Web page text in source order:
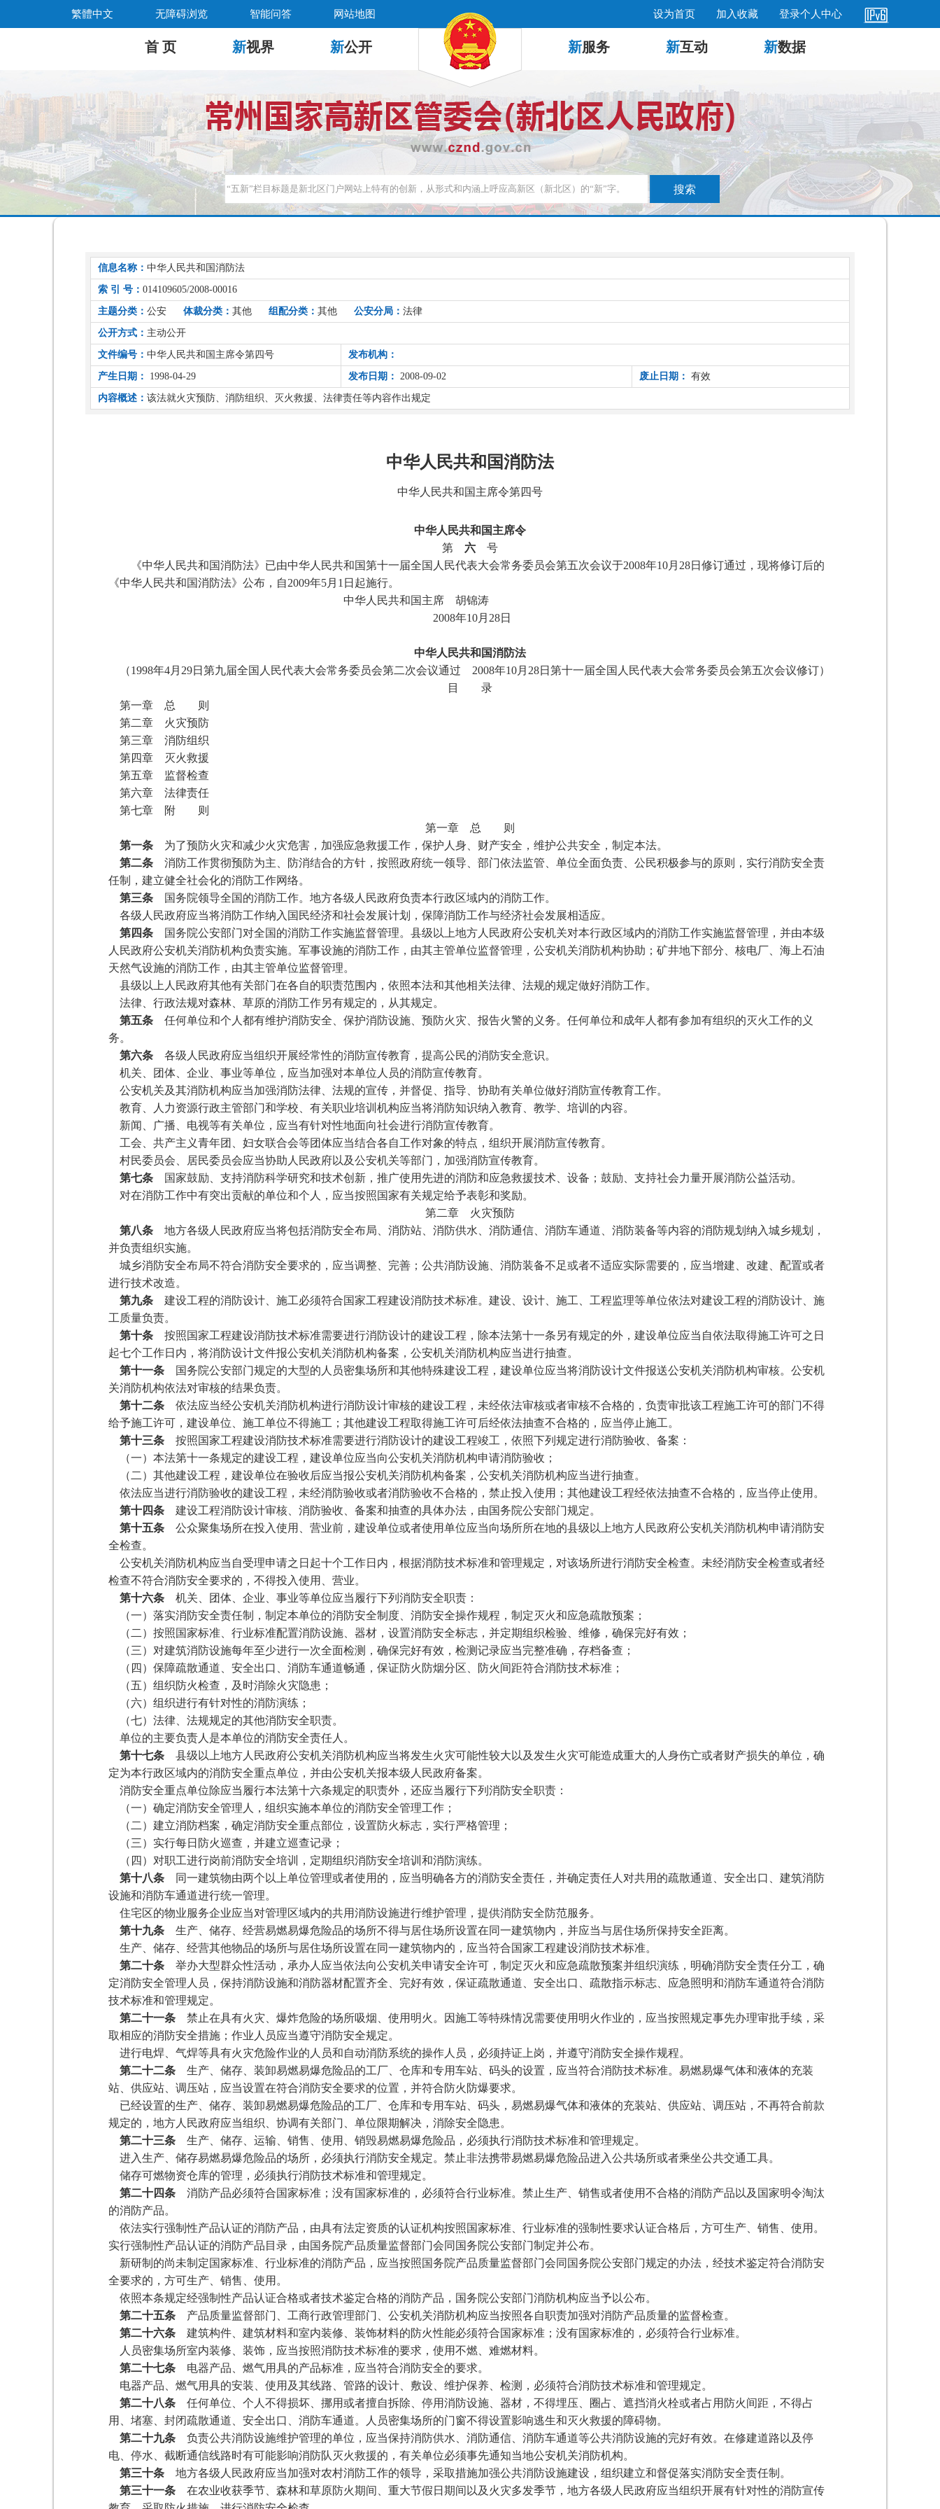
繁體中文 无障碍浏览 智能问答 网站地图 设为首页 加入收藏 登录个人中心
首 页 新视界 新公开 新服务 新互动 新数据
信息名称： 中华人民共和国消防法
索 引 号： 014109605/2008-00016
主题分类： 公安 体裁分类： 其他 组配分类： 其他 公安分局： 法律
公开方式： 主动公开
文件编号： 中华人民共和国主席令第四号 发布机构：
产生日期： 1998-04-29 发布日期： 2008-09-02 废止日期： 有效
内容概述： 该法就火灾预防、消防组织、灭火救援、法律责任等内容作出规定
中华人民共和国消防法
中华人民共和国主席令第四号
中华人民共和国主席令
第 六 号
《中华人民共和国消防法》已由中华人民共和国第十一届全国人民代表大会常务委员会第五次会议于2008年10月28日修订通过，现将修订后的
《中华人民共和国消防法》公布，自2009年5月1日起施行。
中华人民共和国主席 胡锦涛
2008年10月28日
中华人民共和国消防法
（1998年4月29日第九届全国人民代表大会常务委员会第二次会议通过 2008年10月28日第十一届全国人民代表大会常务委员会第五次会议修订）
目 录
第一章 总 则
第二章 火灾预防
第三章 消防组织
第四章 灭火救援
第五章 监督检查
第六章 法律责任
第七章 附 则
第一章 总 则
第一条 为了预防火灾和减少火灾危害，加强应急救援工作，保护人身、财产安全，维护公共安全，制定本法。
第二条 消防工作贯彻预防为主、防消结合的方针，按照政府统一领导、部门依法监管、单位全面负责、公民积极参与的原则，实行消防安全责
任制，建立健全社会化的消防工作网络。
第三条 国务院领导全国的消防工作。地方各级人民政府负责本行政区域内的消防工作。
各级人民政府应当将消防工作纳入国民经济和社会发展计划，保障消防工作与经济社会发展相适应。
第四条 国务院公安部门对全国的消防工作实施监督管理。县级以上地方人民政府公安机关对本行政区域内的消防工作实施监督管理，并由本级
人民政府公安机关消防机构负责实施。军事设施的消防工作，由其主管单位监督管理，公安机关消防机构协助；矿井地下部分、核电厂、海上石油
天然气设施的消防工作，由其主管单位监督管理。
县级以上人民政府其他有关部门在各自的职责范围内，依照本法和其他相关法律、法规的规定做好消防工作。
法律、行政法规对森林、草原的消防工作另有规定的，从其规定。
第五条 任何单位和个人都有维护消防安全、保护消防设施、预防火灾、报告火警的义务。任何单位和成年人都有参加有组织的灭火工作的义
务。
第六条 各级人民政府应当组织开展经常性的消防宣传教育，提高公民的消防安全意识。
机关、团体、企业、事业等单位，应当加强对本单位人员的消防宣传教育。
公安机关及其消防机构应当加强消防法律、法规的宣传，并督促、指导、协助有关单位做好消防宣传教育工作。
教育、人力资源行政主管部门和学校、有关职业培训机构应当将消防知识纳入教育、教学、培训的内容。
新闻、广播、电视等有关单位，应当有针对性地面向社会进行消防宣传教育。
工会、共产主义青年团、妇女联合会等团体应当结合各自工作对象的特点，组织开展消防宣传教育。
村民委员会、居民委员会应当协助人民政府以及公安机关等部门，加强消防宣传教育。
第七条 国家鼓励、支持消防科学研究和技术创新，推广使用先进的消防和应急救援技术、设备；鼓励、支持社会力量开展消防公益活动。
对在消防工作中有突出贡献的单位和个人，应当按照国家有关规定给予表彰和奖励。
第二章 火灾预防
第八条 地方各级人民政府应当将包括消防安全布局、消防站、消防供水、消防通信、消防车通道、消防装备等内容的消防规划纳入城乡规划，
并负责组织实施。
城乡消防安全布局不符合消防安全要求的，应当调整、完善；公共消防设施、消防装备不足或者不适应实际需要的，应当增建、改建、配置或者
进行技术改造。
第九条 建设工程的消防设计、施工必须符合国家工程建设消防技术标准。建设、设计、施工、工程监理等单位依法对建设工程的消防设计、施
工质量负责。
第十条 按照国家工程建设消防技术标准需要进行消防设计的建设工程，除本法第十一条另有规定的外，建设单位应当自依法取得施工许可之日
起七个工作日内，将消防设计文件报公安机关消防机构备案，公安机关消防机构应当进行抽查。
第十一条 国务院公安部门规定的大型的人员密集场所和其他特殊建设工程，建设单位应当将消防设计文件报送公安机关消防机构审核。公安机
关消防机构依法对审核的结果负责。
第十二条 依法应当经公安机关消防机构进行消防设计审核的建设工程，未经依法审核或者审核不合格的，负责审批该工程施工许可的部门不得
给予施工许可，建设单位、施工单位不得施工；其他建设工程取得施工许可后经依法抽查不合格的，应当停止施工。
第十三条 按照国家工程建设消防技术标准需要进行消防设计的建设工程竣工，依照下列规定进行消防验收、备案：
（一）本法第十一条规定的建设工程，建设单位应当向公安机关消防机构申请消防验收；
（二）其他建设工程，建设单位在验收后应当报公安机关消防机构备案，公安机关消防机构应当进行抽查。
依法应当进行消防验收的建设工程，未经消防验收或者消防验收不合格的，禁止投入使用；其他建设工程经依法抽查不合格的，应当停止使用。
第十四条 建设工程消防设计审核、消防验收、备案和抽查的具体办法，由国务院公安部门规定。
第十五条 公众聚集场所在投入使用、营业前，建设单位或者使用单位应当向场所所在地的县级以上地方人民政府公安机关消防机构申请消防安
全检查。
公安机关消防机构应当自受理申请之日起十个工作日内，根据消防技术标准和管理规定，对该场所进行消防安全检查。未经消防安全检查或者经
检查不符合消防安全要求的，不得投入使用、营业。
第十六条 机关、团体、企业、事业等单位应当履行下列消防安全职责：
（一）落实消防安全责任制，制定本单位的消防安全制度、消防安全操作规程，制定灭火和应急疏散预案；
（二）按照国家标准、行业标准配置消防设施、器材，设置消防安全标志，并定期组织检验、维修，确保完好有效；
（三）对建筑消防设施每年至少进行一次全面检测，确保完好有效，检测记录应当完整准确，存档备查；
（四）保障疏散通道、安全出口、消防车通道畅通，保证防火防烟分区、防火间距符合消防技术标准；
（五）组织防火检查，及时消除火灾隐患；
（六）组织进行有针对性的消防演练；
（七）法律、法规规定的其他消防安全职责。
单位的主要负责人是本单位的消防安全责任人。
第十七条 县级以上地方人民政府公安机关消防机构应当将发生火灾可能性较大以及发生火灾可能造成重大的人身伤亡或者财产损失的单位，确
定为本行政区域内的消防安全重点单位，并由公安机关报本级人民政府备案。
消防安全重点单位除应当履行本法第十六条规定的职责外，还应当履行下列消防安全职责：
（一）确定消防安全管理人，组织实施本单位的消防安全管理工作；
（二）建立消防档案，确定消防安全重点部位，设置防火标志，实行严格管理；
（三）实行每日防火巡查，并建立巡查记录；
（四）对职工进行岗前消防安全培训，定期组织消防安全培训和消防演练。
第十八条 同一建筑物由两个以上单位管理或者使用的，应当明确各方的消防安全责任，并确定责任人对共用的疏散通道、安全出口、建筑消防
设施和消防车通道进行统一管理。
住宅区的物业服务企业应当对管理区域内的共用消防设施进行维护管理，提供消防安全防范服务。
第十九条 生产、储存、经营易燃易爆危险品的场所不得与居住场所设置在同一建筑物内，并应当与居住场所保持安全距离。
生产、储存、经营其他物品的场所与居住场所设置在同一建筑物内的，应当符合国家工程建设消防技术标准。
第二十条 举办大型群众性活动，承办人应当依法向公安机关申请安全许可，制定灭火和应急疏散预案并组织演练，明确消防安全责任分工，确
定消防安全管理人员，保持消防设施和消防器材配置齐全、完好有效，保证疏散通道、安全出口、疏散指示标志、应急照明和消防车通道符合消防
技术标准和管理规定。
第二十一条 禁止在具有火灾、爆炸危险的场所吸烟、使用明火。因施工等特殊情况需要使用明火作业的，应当按照规定事先办理审批手续，采
取相应的消防安全措施；作业人员应当遵守消防安全规定。
进行电焊、气焊等具有火灾危险作业的人员和自动消防系统的操作人员，必须持证上岗，并遵守消防安全操作规程。
第二十二条 生产、储存、装卸易燃易爆危险品的工厂、仓库和专用车站、码头的设置，应当符合消防技术标准。易燃易爆气体和液体的充装
站、供应站、调压站，应当设置在符合消防安全要求的位置，并符合防火防爆要求。
已经设置的生产、储存、装卸易燃易爆危险品的工厂、仓库和专用车站、码头，易燃易爆气体和液体的充装站、供应站、调压站，不再符合前款
规定的，地方人民政府应当组织、协调有关部门、单位限期解决，消除安全隐患。
第二十三条 生产、储存、运输、销售、使用、销毁易燃易爆危险品，必须执行消防技术标准和管理规定。
进入生产、储存易燃易爆危险品的场所，必须执行消防安全规定。禁止非法携带易燃易爆危险品进入公共场所或者乘坐公共交通工具。
储存可燃物资仓库的管理，必须执行消防技术标准和管理规定。
第二十四条 消防产品必须符合国家标准；没有国家标准的，必须符合行业标准。禁止生产、销售或者使用不合格的消防产品以及国家明令淘汰
的消防产品。
依法实行强制性产品认证的消防产品，由具有法定资质的认证机构按照国家标准、行业标准的强制性要求认证合格后，方可生产、销售、使用。
实行强制性产品认证的消防产品目录，由国务院产品质量监督部门会同国务院公安部门制定并公布。
新研制的尚未制定国家标准、行业标准的消防产品，应当按照国务院产品质量监督部门会同国务院公安部门规定的办法，经技术鉴定符合消防安
全要求的，方可生产、销售、使用。
依照本条规定经强制性产品认证合格或者技术鉴定合格的消防产品，国务院公安部门消防机构应当予以公布。
第二十五条 产品质量监督部门、工商行政管理部门、公安机关消防机构应当按照各自职责加强对消防产品质量的监督检查。
第二十六条 建筑构件、建筑材料和室内装修、装饰材料的防火性能必须符合国家标准；没有国家标准的，必须符合行业标准。
人员密集场所室内装修、装饰，应当按照消防技术标准的要求，使用不燃、难燃材料。
第二十七条 电器产品、燃气用具的产品标准，应当符合消防安全的要求。
电器产品、燃气用具的安装、使用及其线路、管路的设计、敷设、维护保养、检测，必须符合消防技术标准和管理规定。
第二十八条 任何单位、个人不得损坏、挪用或者擅自拆除、停用消防设施、器材，不得埋压、圈占、遮挡消火栓或者占用防火间距，不得占
用、堵塞、封闭疏散通道、安全出口、消防车通道。人员密集场所的门窗不得设置影响逃生和灭火救援的障碍物。
第二十九条 负责公共消防设施维护管理的单位，应当保持消防供水、消防通信、消防车通道等公共消防设施的完好有效。在修建道路以及停
电、停水、截断通信线路时有可能影响消防队灭火救援的，有关单位必须事先通知当地公安机关消防机构。
第三十条 地方各级人民政府应当加强对农村消防工作的领导，采取措施加强公共消防设施建设，组织建立和督促落实消防安全责任制。
第三十一条 在农业收获季节、森林和草原防火期间、重大节假日期间以及火灾多发季节，地方各级人民政府应当组织开展有针对性的消防宣传